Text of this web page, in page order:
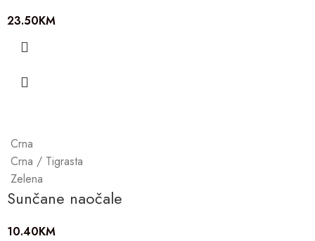
23.50KM
Crna
Crna / Tigrasta
Zelena
Sunčane naočale
10.40KM